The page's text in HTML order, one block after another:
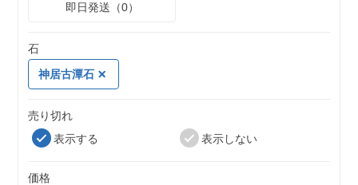
即日発送（0）
石
神居古潭石
売り切れ
表示する
表示しない
価格